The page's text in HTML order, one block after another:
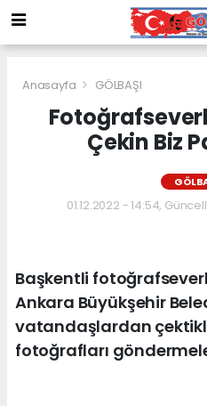
Anasayfa GÖLBAŞI
Çekin Biz
01.12.2022 - 14:54,
Başkentli
Ankara Büyükşehir
vatandaşlardan
fotoğrafları